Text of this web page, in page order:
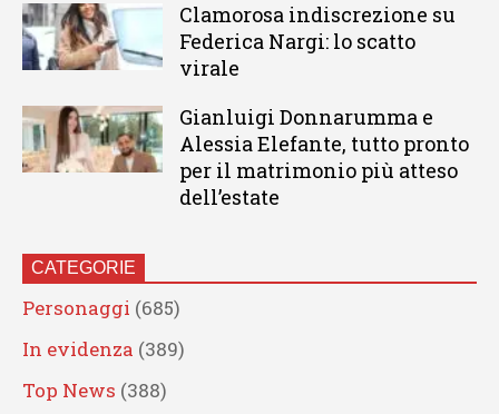
Clamorosa indiscrezione su
Federica Nargi: lo scatto
virale
Gianluigi Donnarumma e
Alessia Elefante, tutto pronto
per il matrimonio più atteso
dell’estate
CATEGORIE
Personaggi (685)
In evidenza (389)
Top News (388)